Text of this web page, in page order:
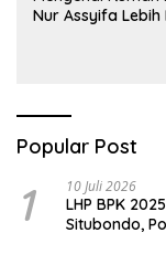
Nur Assyifa Lebih
Popular Post
1 10 Juli 2026
LHP BPK
Situbondo,